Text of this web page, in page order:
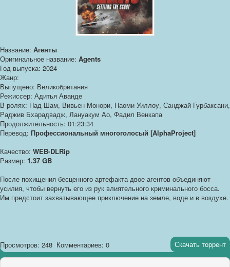
Название: Агенты
Оригинальное название: Agents
Год выпуска: 2024
Жанр:
Выпущено: Великобритания
Режиссер: Адитья Аванде
В ролях: Над Шам, Вивьен Монори, Наоми Уиллоу, Санджай Гурбаксани,
Раджив Бхарадвадж, Лануакум Ао, Фадил Венкапа
Продолжительность: 01:23:34
Перевод: Профессиональный многоголосый [AlphaProject]
Качество: WEB-DLRip
Размер: 1.37 GB
После похищения бесценного артефакта двое агентов объединяют
усилия, чтобы вернуть его из рук влиятельного криминального босса.
Им предстоит захватывающее приключение на земле, воде и в воздухе.
Просмотров: 248 Комментариев: 0 Скачать торрент